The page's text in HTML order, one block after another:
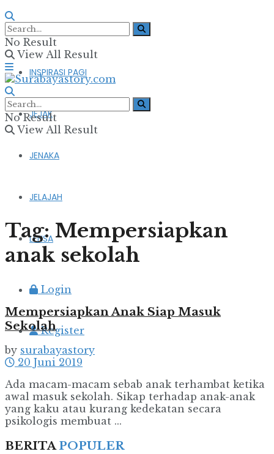
FIKSI & PUISI
INSPIRASI PAGI
JEJAK
JENAKA
JELAJAH
LENSA
Login
Register
No Result
View All Result
No Result
View All Result
Tag:Mempersiapkan
anak sekolah
Mempersiapkan Anak Siap Masuk
Sekolah
by surabayastory
20 Juni 2019
Ada macam-macam sebab anak terhambat ketika
awal masuk sekolah. Sikap terhadap anak-anak
yang kaku atau kurang kedekatan secara
psikologis membuat ...
BERITAPOPULER